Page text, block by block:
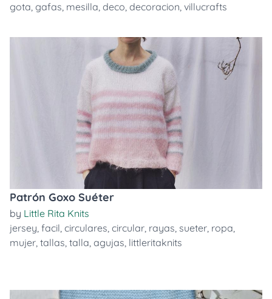
gota, gafas, mesilla, deco, decoracion, villucrafts
Patrón Goxo Suéter
by Little Rita Knits
jersey, facil, circulares, circular, rayas, sueter, ropa,
mujer, tallas, talla, agujas, littleritaknits